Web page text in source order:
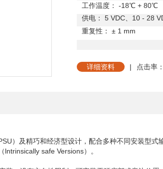
工作温度：
-18℃ + 80℃
供电：
5 VDC
10 - 28
重复性：
± 1 mm
详细资料 | 点击率
）及精巧和经济型设计，配合多种不同安装型
lntrinsically safe Versions）。